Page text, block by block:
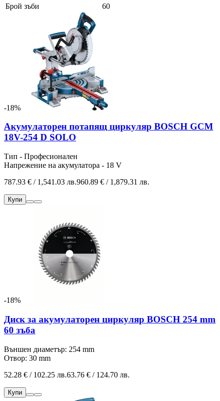
Брой зъби
60
-18%
Акумулаторен потапящ циркуляр BOSCH GCM
18V-254 D SOLO
Тип - Професионален
Напрежение на акумулатора - 18 V
787.93 € / 1,541.03 лв.960.89 € / 1,879.31 лв.
Купи
-18%
Диск за акумулаторен циркуляр BOSCH 254 mm
60 зъба
Външен диаметър: 254 mm
Отвор: 30 mm
52.28 € / 102.25 лв.63.76 € / 124.70 лв.
Купи